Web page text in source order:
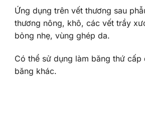
Ứng dụng trên vết thương sau
thương nông, khô, các vết trầy
bỏng nhẹ, vùng ghép da.
Có thể sử dụng làm băng thứ cấp
băng khác.